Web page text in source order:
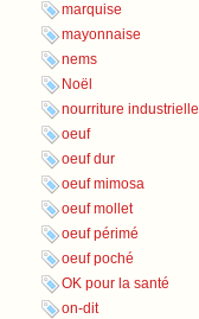
marquise
mayonnaise
nems
Noël
nourriture industrielle
oeuf
oeuf dur
oeuf mimosa
oeuf mollet
oeuf périmé
oeuf poché
OK pour la santé
on-dit